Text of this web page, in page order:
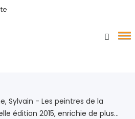
Sylvain - Les peintres de la
édition 2015, enrichie de plus...